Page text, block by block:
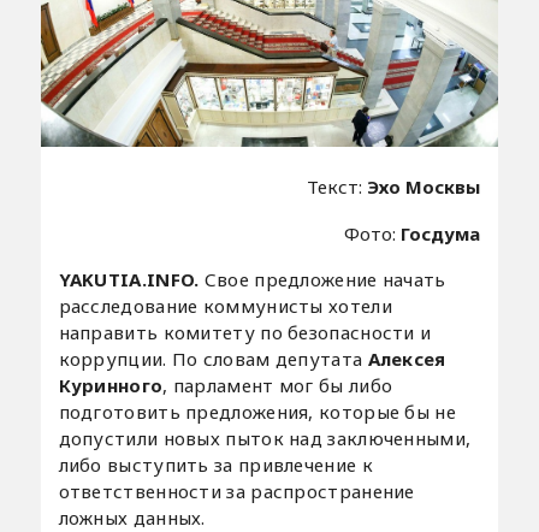
Текст: Эхо Москвы
Фото: Госдума
YAKUTIA.INFO. Свое предложение начать
расследование коммунисты хотели
направить комитету по безопасности и
коррупции. По словам депутата Алексея
Куринного, парламент мог бы либо
подготовить предложения, которые бы не
допустили новых пыток над заключенными,
либо выступить за привлечение к
ответственности за распространение
ложных данных.